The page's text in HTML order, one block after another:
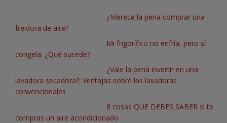
¿Merece la pena comprar una
freidora de aire?
Mi frigorífico no enfría, pero sí
congela: ¿Qué sucede?
¿Vale la pena invertir en una
lavadora secadora?: Ventajas sobre las lavadoras
convencionales
8 cosas QUE DEBES SABER si te
compras un aire acondicionado